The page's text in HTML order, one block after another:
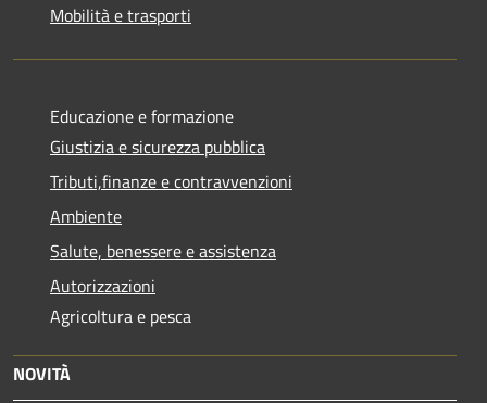
Mobilità e trasporti
Educazione e formazione
Giustizia e sicurezza pubblica
Tributi,finanze e contravvenzioni
Ambiente
Salute, benessere e assistenza
Autorizzazioni
Agricoltura e pesca
NOVITÀ